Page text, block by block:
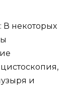
некоторых
и